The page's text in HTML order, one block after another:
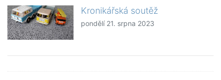
Kronikářská soutěž
pondělí 21. srpna 2023